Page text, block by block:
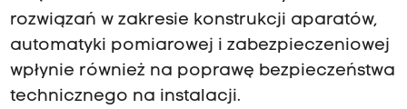
rozwiązań w zakresie konstrukcji aparatów,
automatyki pomiarowej i zabezpieczeniowej
wpłynie również na poprawę bezpieczeństwa
technicznego na instalacji.